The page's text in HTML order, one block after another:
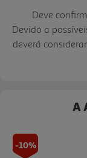
Deve
Devido a
deverá
A
-10%